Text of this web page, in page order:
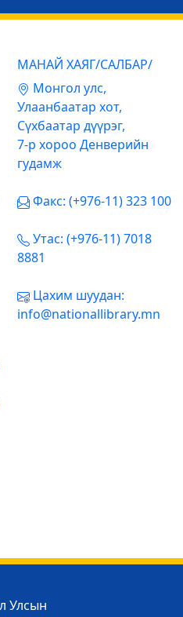
МАНАЙ ХАЯГ/САЛБАР/
Mонгол улс,
Улаанбаатар хот,
Сүхбаатар дүүрэг,
7-р хороо Денверийн
гудамж
Факс: (+976-11) 323 100
Утас: (+976-11) 7018
8881
Цахим шуудан:
info@nationallibrary.mn
Улсын